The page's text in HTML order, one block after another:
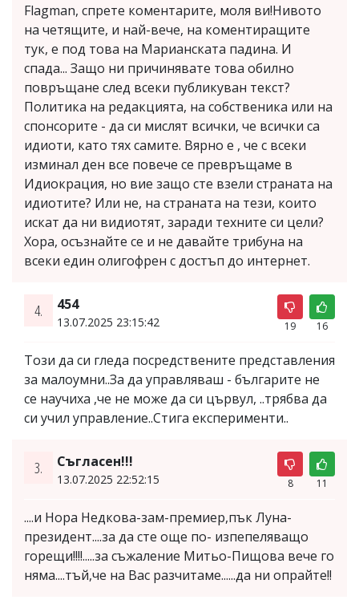
Flagman, спрете коментарите, моля ви!Нивото
на четящите, и най-вече, на коментиращите
тук, е под това на Марианската падина. И
спада... Защо ни причинявате това обилно
повръщане след всеки публикуван текст?
Политика на редакцията, на собственика или на
спонсорите - да си мислят всички, че всички са
идиоти, като тях самите. Вярно е , че с всеки
изминал ден все повече се превръщаме в
Идиокрация, но вие защо сте взели страната на
идиотите? Или не, на страната на тези, които
искат да ни видиотят, заради техните си цели?
Хора, осъзнайте се и не давайте трибуна на
всеки един олигофрен с достъп до интернет.
4. 454
13.07.2025 23:15:42 19 16
Този да си гледа посредствените представления
за малоумни..За да управляваш - българите не
се научиха ,че не може да си цървул, ..трябва да
си учил управление..Стига експерименти..
3. Съгласен!!!
13.07.2025 22:52:15 8 11
....и Нора Недкова-зам-премиер,пък Луна-
президент....за да сте още по- изпепеляващо
горещи!!!!.....за съжаление Митьо-Пищова вече го
няма....тъй,че на Вас разчитаме......да ни опрайте!!